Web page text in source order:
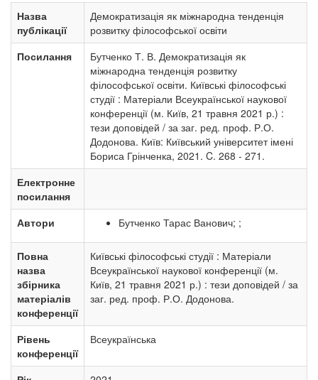
Назва
публікації
Демократизація як міжнародна тенденція
розвитку філософської освіти
Посилання
Бутченко Т. В. Демократизація як
міжнародна тенденція розвитку
філософської освіти. Київські філософські
студії : Матеріали Всеукраїнської наукової
конференції (м. Київ, 21 травня 2021 р.) :
тези доповідей / за заг. ред. проф. Р.О.
Додонова. Київ: Київський університет імені
Бориса Грінченка, 2021. C. 268 - 271.
Електронне
посилання
Автори
Бутченко Тарас Ванович; ;
Повна
назва
збірника
матеріалів
конференції
Київські філософські студії : Матеріали
Всеукраїнської наукової конференції (м.
Київ, 21 травня 2021 р.) : тези доповідей / за
заг. ред. проф. Р.О. Додонова.
Рівень
конференції
Всеукраїнська